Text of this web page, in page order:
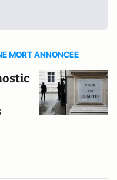
MORT ANNONCEE